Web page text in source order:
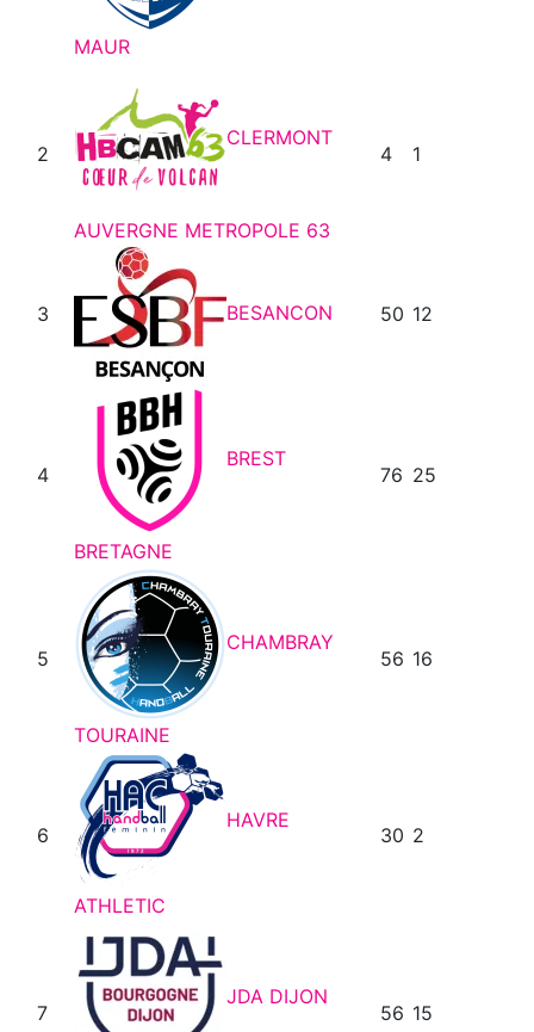
MAUR
2
CLERMONT
AUVERGNE METROPOLE 63
4 1
3 BESANCON 50 12
4
BREST
BRETAGNE
76 25
5
CHAMBRAY
TOURAINE
56 16
6
HAVRE
ATHLETIC
30 2
7
JDA DIJON
56 15